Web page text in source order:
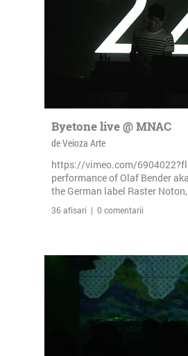
Byetone live @ MNAC
de Veioza Arte
https://vimeo.com/
performance of Olaf Bender
the German label Raster
36 afisari | 0 comentarii